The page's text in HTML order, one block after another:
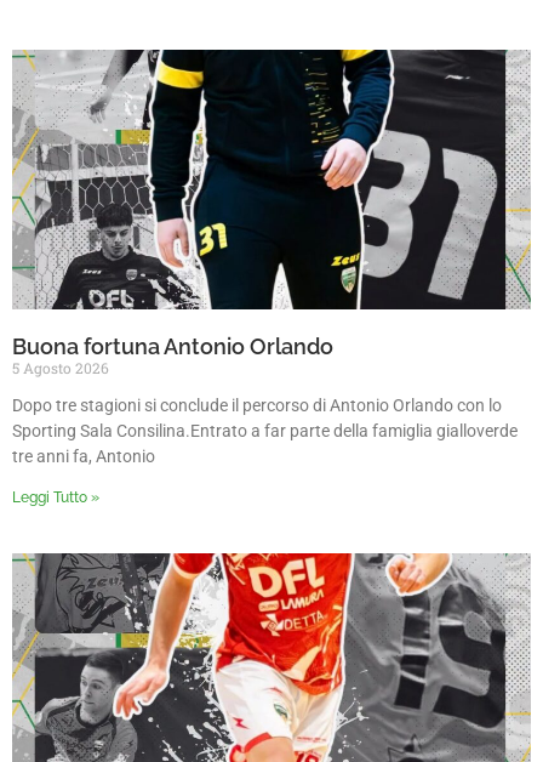
Buona fortuna Antonio Orlando
5 Agosto 2026
Dopo tre stagioni si conclude il percorso di Antonio Orlando con lo
Sporting Sala Consilina.Entrato a far parte della famiglia gialloverde
tre anni fa, Antonio
Leggi Tutto »